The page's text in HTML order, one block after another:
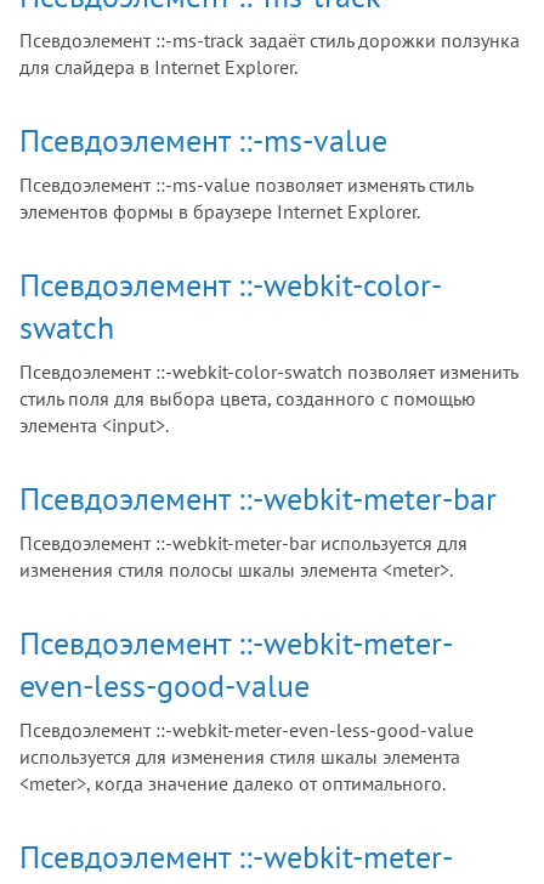
Псевдоэлемент ::-ms-track задаёт стиль дорожки ползунка
для слайдера в Internet Explorer.
Псевдоэлемент ::-ms-value
Псевдоэлемент ::-ms-value позволяет изменять стиль
элементов формы в браузере Internet Explorer.
Псевдоэлемент ::-webkit-color-
swatch
Псевдоэлемент ::-webkit-color-swatch позволяет изменить
стиль поля для выбора цвета, созданного с помощью
элемента <input>.
Псевдоэлемент ::-webkit-meter-bar
Псевдоэлемент ::-webkit-meter-bar используется для
изменения стиля полосы шкалы элемента <meter>.
Псевдоэлемент ::-webkit-meter-
even-less-good-value
Псевдоэлемент ::-webkit-meter-even-less-good-value
используется для изменения стиля шкалы элемента
<meter>, когда значение далеко от оптимального.
Псевдоэлемент ::-webkit-meter-